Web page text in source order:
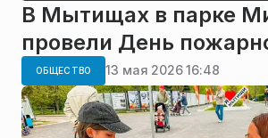
В Мытищах в парке
провели День
ОБЩЕСТВО 13 мая 2026 16:48